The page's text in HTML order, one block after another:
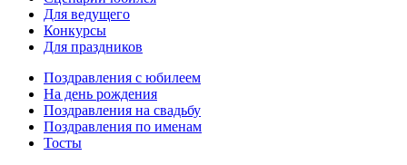
Для ведущего
Конкурсы
Для праздников
Поздравления с юбилеем
На день рождения
Поздравления на свадьбу
Поздравления по именам
Тосты